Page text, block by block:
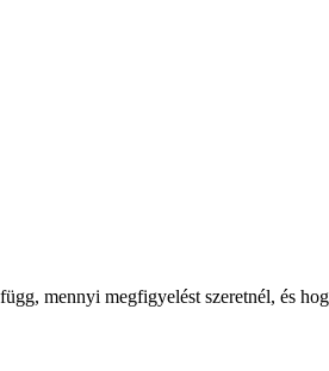
mennyi megfigyelést szeretnél, és